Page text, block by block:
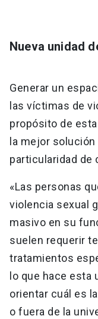
Nueva unidad
Generar un
las víctimas de
propósito de
la mejor
particularidad de
«Las personas
violencia sexual
masivo en su
suelen requerir
tratamientos
lo que hace esta
orientar cuál es
o fuera de la